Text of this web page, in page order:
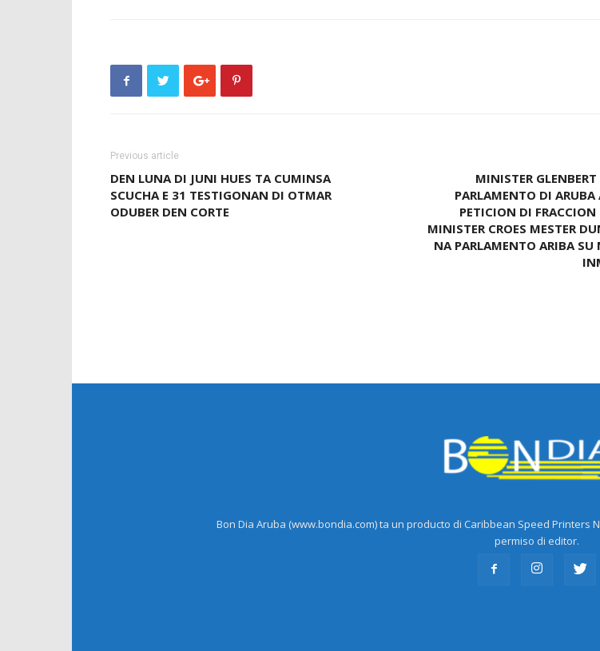
Previous article
DEN LUNA DI JUNI HUES TA CUMINSA
SCUCHA E 31 TESTIGONAN DI OTMAR
ODUBER DEN CORTE
MINISTER GLENBERT
PARLAMENTO DI ARUBA
PETICION DI
MINISTER CROES MESTER
NA PARLAMENTO ARIBA SU
Bon Dia Aruba (www.bondia.com) ta un producto di Caribbean Speed Printers
permiso di editor.